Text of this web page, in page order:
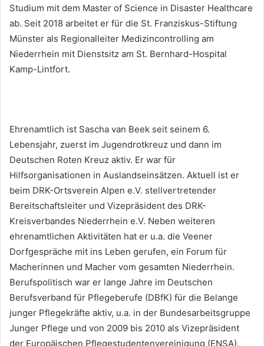
Studium mit dem Master of Science in Disaster Healthcare
ab. Seit 2018 arbeitet er für die St. Franziskus-Stiftung
Münster als Regionalleiter Medizincontrolling am
Niederrhein mit Dienstsitz am St. Bernhard-Hospital
Kamp-Lintfort.
Ehrenamtlich ist Sascha van Beek seit seinem 6.
Lebensjahr, zuerst im Jugendrotkreuz und dann im
Deutschen Roten Kreuz aktiv. Er war für
Hilfsorganisationen in Auslandseinsätzen. Aktuell ist er
beim DRK-Ortsverein Alpen e.V. stellvertretender
Bereitschaftsleiter und Vizepräsident des DRK-
Kreisverbandes Niederrhein e.V. Neben weiteren
ehrenamtlichen Aktivitäten hat er u.a. die Veener
Dorfgespräche mit ins Leben gerufen, ein Forum für
Macherinnen und Macher vom gesamten Niederrhein.
Berufspolitisch war er lange Jahre im Deutschen
Berufsverband für Pflegeberufe (DBfK) für die Belange
junger Pflegekräfte aktiv, u.a. in der Bundesarbeitsgruppe
Junger Pflege und von 2009 bis 2010 als Vizepräsident
der Europäischen Pflegestudentenvereinigung (ENSA).